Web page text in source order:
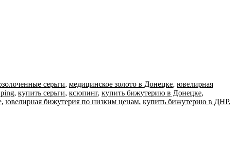
серьги, медицинское золото в Донецке, ювелирная
, купить серьги, ксюпинг, купить бижутерию в Донецке,
, ювелирная бижутерия по низким ценам, купить бижутерию в ДНР,